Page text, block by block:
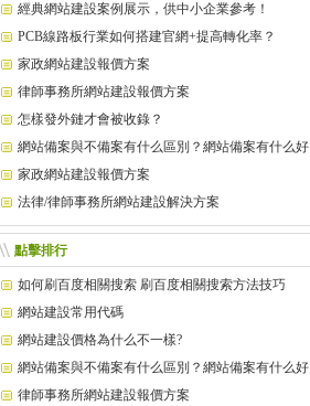
經典網站建設案例展示，供中小企業參考！
PCB線路板行業如何搭建官網+提高轉化率？
家政網站建設報價方案
律師事務所網站建設報價方案
怎樣發外鏈才會被收錄？
網站備案與不備案有什么區別？網站備案有什么好
處？家政網站建設報價方案
法律/律師事務所網站建設解決方案
點擊排行
如何刷百度相關搜索 刷百度相關搜索方法技巧
網站建設常用代碼
網站建設價格為什么不一樣?
網站備案與不備案有什么區別？網站備案有什么好
處？律師事務所網站建設報價方案